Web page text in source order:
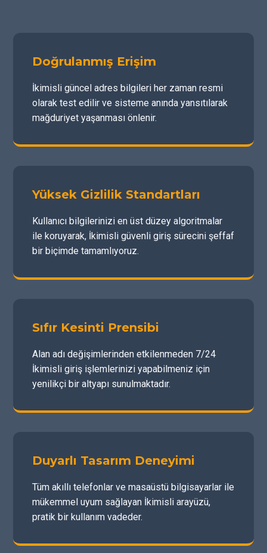
Doğrulanmış Erişim
İkimisli güncel adres bilgileri her zaman resmi
olarak test edilir ve sisteme anında yansıtılarak
mağduriyet yaşanması önlenir.
Yüksek Gizlilik Standartları
Kullanıcı bilgilerinizi en üst düzey algoritmalar
ile koruyarak, İkimisli güvenli giriş sürecini şeffaf
bir biçimde tamamlıyoruz.
Sıfır Kesinti Prensibi
Alan adı değişimlerinden etkilenmeden 7/24
İkimisli giriş işlemlerinizi yapabilmeniz için
yenilikçi bir altyapı sunulmaktadır.
Duyarlı Tasarım Deneyimi
Tüm akıllı telefonlar ve masaüstü bilgisayarlar ile
mükemmel uyum sağlayan İkimisli arayüzü,
pratik bir kullanım vadeder.